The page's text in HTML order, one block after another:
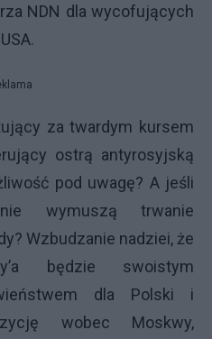
NDN dla wycofujących
za twardym kursem
ostrą antyrosyjską
pod uwagę? A jeśli
wymuszą trwanie
Wzbudzanie nadziei, że
będzie swoistym
dla Polski i
wobec Moskwy,